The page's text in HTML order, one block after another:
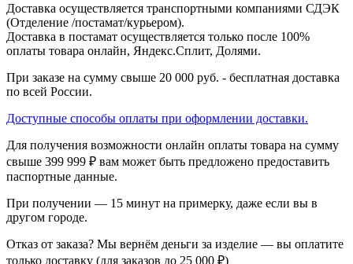
Доставка осуществляется транспортными компаниями СДЭК
(Отделение /постамат/курьером).
Доставка в постамат осуществляется только после 100%
оплаты товара онлайн, Яндекс.Сплит, Долями.
При заказе на сумму свыше 20 000 руб. - бесплатная доставка
по всей России.
Доступные способы оплаты при оформлении доставки.
Для получения возможности онлайн оплаты товара на сумму
свыше 399 999 ₽ вам может быть предложено предоставить
паспортные данные.
При получении — 15 минут на примерку, даже если вы в
другом городе.
Отказ от заказа? Мы вернём деньги за изделие — вы оплатите
только доставку (для заказов до 25 000 ₽)